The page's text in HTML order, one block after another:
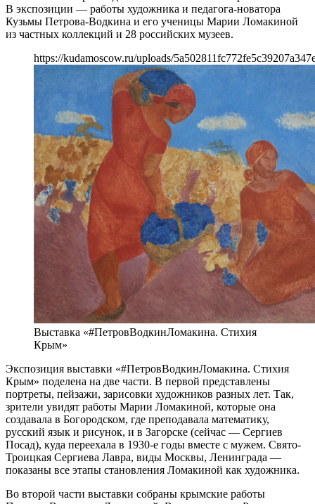
В экспозиции — работы художника и педагога-новатора
Кузьмы Петрова-Водкина и его ученицы Марии Ломакиной
из частных коллекций и 28 российских музеев.
https://kudamoscow.ru/uploads/
Выставка «#ПетровВодкинЛомакина. Стихия
Крым»
Экспозиция выставки «#ПетровВодкинЛомакина. Стихия
Крым» поделена на две части. В первой представлены
портреты, пейзажи, зарисовки художников разных лет. Так,
зрители увидят работы Марии Ломакиной, которые она
создавала в Богородском, где преподавала математику,
русский язык и рисунок, и в Загорске (сейчас — Сергиев
Посад), куда переехала в 1930-е годы вместе с мужем. Свято-
Троицкая Сергиева Лавра, виды Москвы, Ленинграда —
показаны все этапы становления Ломакиной как художника.
Во второй части выставки собраны крымские работы